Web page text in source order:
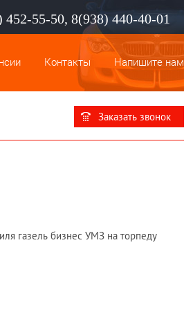
452-55-50, 8(938) 440-40-01
Контакты Напишите нам
Заказать звонок
газель бизнес УМЗ на торпеду